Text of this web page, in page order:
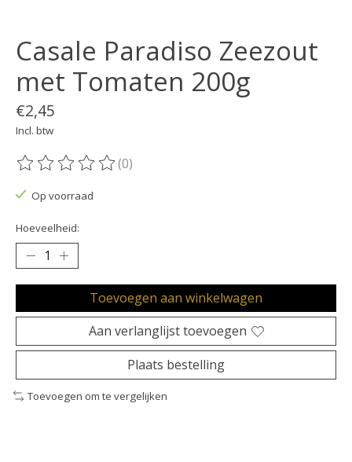
Casale Paradiso Zeezout
met Tomaten 200g
€2,45
Incl. btw
De beoordeling van dit product is
(0)
Op voorraad
Hoeveelheid:
Toevoegen aan winkelwagen
Aan verlanglijst toevoegen
Plaats bestelling
Toevoegen om te vergelijken